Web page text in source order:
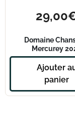
29,00
Domaine
Mercurey
Ajouter
panier